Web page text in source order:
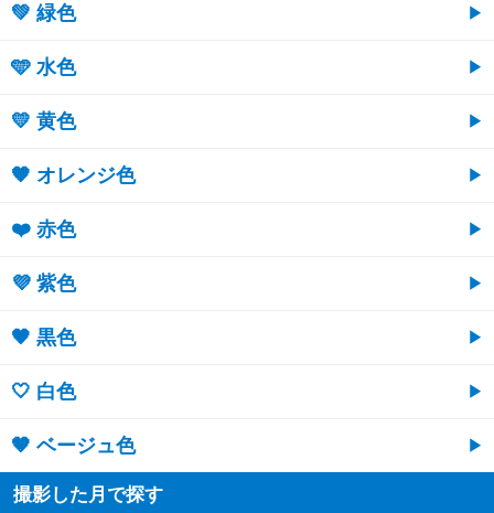
💚 緑色
🩵 水色
💛 黄色
🧡 オレンジ色
❤️ 赤色
💜 紫色
🖤 黒色
🤍 白色
🤎 ベージュ色
撮影した月で探す